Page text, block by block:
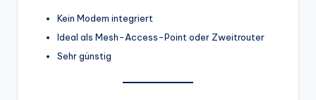
Kein Modem integriert
Ideal als Mesh-Access-Point oder Zweitrouter
Sehr günstig